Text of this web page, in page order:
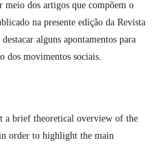
meio dos artigos que compõem o
na presente edição da Revista
alguns apontamentos para
dos movimentos sociais.
a brief theoretical overview of the
order to highlight the main